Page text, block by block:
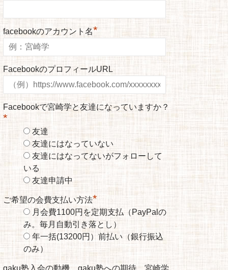
facebookのアカウント名*
FacebookのプロフィールURL
Facebookで宮崎学と友達になっていますか？
*
友達
友達にはなっていない
友達にはなってないがフォローして
いる
友達申請中
ご希望の会費支払い方法*
月会費1100円を定期支払（PayPalの
み。毎月自動引き落とし）
年一括(13200円）前払い（銀行振込
のみ）
gaku塾入会の動機、gaku塾への期待、宮崎学